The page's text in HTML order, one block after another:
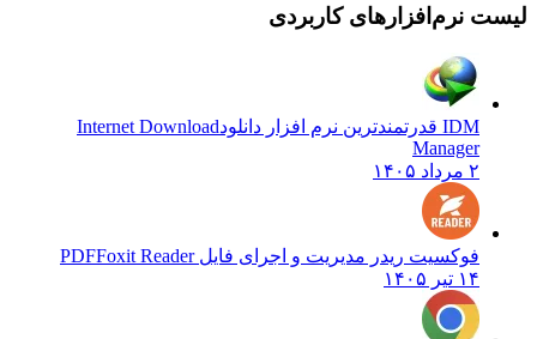
لیست نرم‌افزارهای کاربردی
IDM قدرتمندترین نرم افزار دانلود
Internet Download
Manager
۲ مرداد ۱۴۰۵
فوکسیت ریدر مدیریت و اجرای فایل PDF Foxit Reader
۱۴ تیر ۱۴۰۵